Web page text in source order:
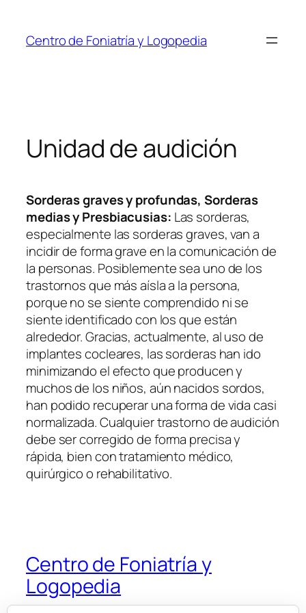
contenido
Centro de Foniatría y Logopedia
Unidad de audición
Sorderas graves y profundas, Sorderas
medias y Presbiacusias: Las sorderas,
especialmente las sorderas graves, van a
incidir de forma grave en la comunicación de
la personas. Posiblemente sea uno de los
trastornos que más aísla a la persona,
porque no se siente comprendido ni se
siente identificado con los que están
alrededor. Gracias, actualmente, al uso de
implantes cocleares, las sorderas han ido
minimizando el efecto que producen y
muchos de los niños, aún nacidos sordos,
han podido recuperar una forma de vida casi
normalizada. Cualquier trastorno de audición
debe ser corregido de forma precisa y
rápida, bien con tratamiento médico,
quirúrgico o rehabilitativo.
Centro de Foniatría y
Logopedia